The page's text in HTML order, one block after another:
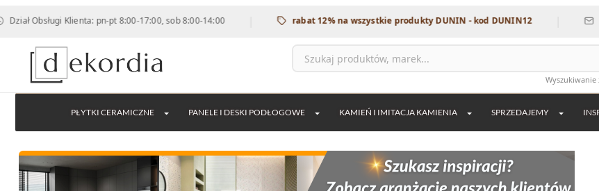
Klienta: pn-pt 8:00-17:00, sob 8:00-14:00 | rabat 12% na wszystkie produkty DUNIN - kod DUNIN12 |
Wyszukiwanie
PŁYTKI CERAMICZNE PANELE I DESKI PODŁOGOWE KAMIEŃ I IMITACJA KAMIENIA SPRZEDAJEMY